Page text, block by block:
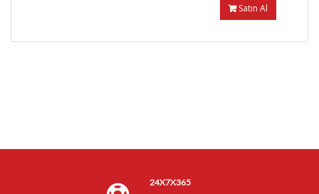
Satın Al
24X7X365